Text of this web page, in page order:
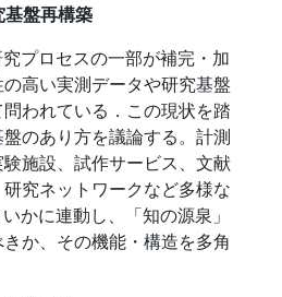
基盤再構築
プロセスの一部が補完・加
高い実測データや研究基盤
われている．この現状を踏
のあり方を議論する。計測
施設、試作サービス、文献
究ネットワークなど多様な
かに連動し、「知の源泉」
か、その機能・構造を多角